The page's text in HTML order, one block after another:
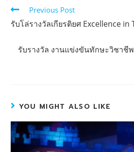
Previous Post
รับโล่รางวัลเกียรติยศ Excellence in
รับรางวัล งานแข่งขันทักษะวิชาชี
YOU MIGHT ALSO LIKE